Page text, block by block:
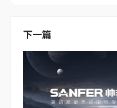
下一篇